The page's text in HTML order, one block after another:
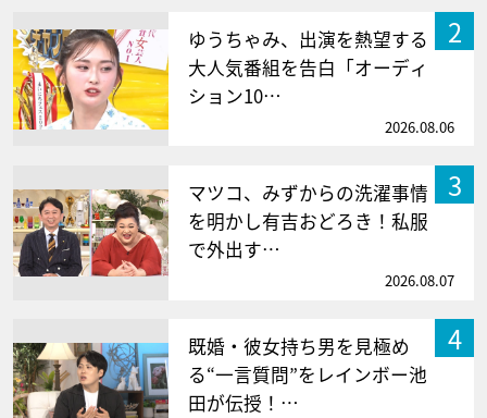
2
ゆうちゃみ、出演を熱望する
大人気番組を告白「オーディ
ション10…
2026.08.06
3
マツコ、みずからの洗濯事情
を明かし有吉おどろき！私服
で外出す…
2026.08.07
4
既婚・彼女持ち男を見極め
る“一言質問”をレインボー池
田が伝授！…